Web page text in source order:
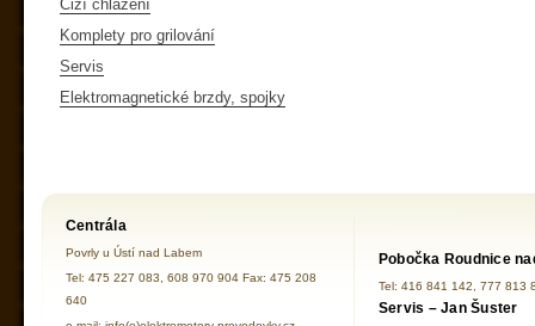
Cizí chlazení
Komplety pro grilování
Servis
Elektromagnetické brzdy, spojky
Centrála
Povrly u Ústí nad Labem
Tel: 475 227 083, 608 970 904 Fax: 475 208
640
Pobočka Roudnice
Tel: 416 841 142, 777 813
Servis – Jan Šuster